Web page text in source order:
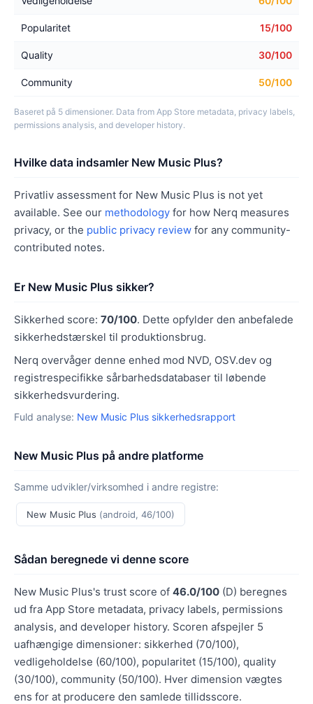
Popularitet 15/100
Quality 30/100
Community 50/100
Baseret på 5 dimensioner. Data from App Store metadata, privacy labels,
permissions analysis, and developer history.
Hvilke data indsamler New Music Plus?
Privatliv assessment for New Music Plus is not yet
available. See our methodology for how Nerq measures
privacy, or the public privacy review for any community-
contributed notes.
Er New Music Plus sikker?
Sikkerhed score: 70/100. Dette opfylder den anbefalede
sikkerhedstærskel til produktionsbrug.
Nerq overvåger denne enhed mod NVD, OSV.dev og
registrespecifikke sårbarhedsdatabaser til løbende
sikkerhedsvurdering.
Fuld analyse: New Music Plus sikkerhedsrapport
New Music Plus på andre platforme
Samme udvikler/virksomhed i andre registre:
New Music Plus (android, 46/100)
Sådan beregnede vi denne score
New Music Plus's trust score of 46.0/100 (D) beregnes
ud fra App Store metadata, privacy labels, permissions
analysis, and developer history. Scoren afspejler 5
uafhængige dimensioner: sikkerhed (70/100),
vedligeholdelse (60/100), popularitet (15/100), quality
(30/100), community (50/100). Hver dimension vægtes
ens for at producere den samlede tillidsscore.